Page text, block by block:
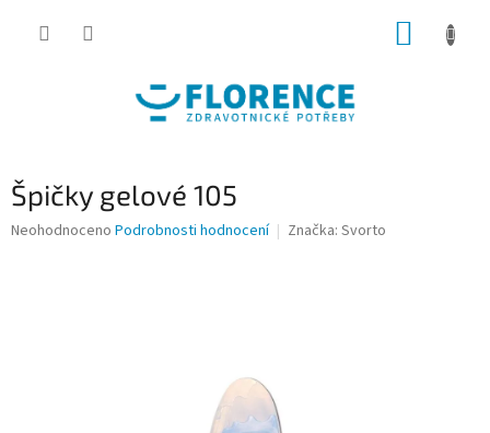
Špičky gelové 105
Průměrné
Neohodnoceno Podrobnosti hodnocení Značka: Svorto